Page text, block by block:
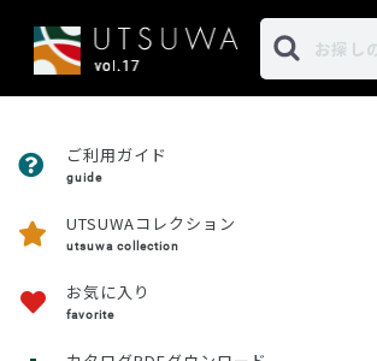
ご利用ガイド
guide
UTSUWAコレクション
utsuwa collection
お気に入り
favorite